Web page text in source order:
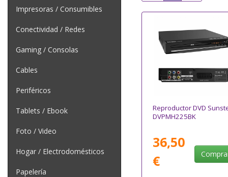
Impresoras / Consumibles
Conectividad / Redes
Gaming / Consolas
Cables
Periféricos
Tablets / Ebook
Foto / Video
Hogar / Electrodomésticos
Papelería
Reproductor DVD
DVPMH225BK
36,50
€